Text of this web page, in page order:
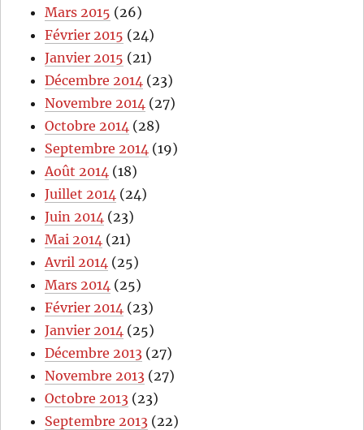
Mars 2015 (26)
Février 2015 (24)
Janvier 2015 (21)
Décembre 2014 (23)
Novembre 2014 (27)
Octobre 2014 (28)
Septembre 2014 (19)
Août 2014 (18)
Juillet 2014 (24)
Juin 2014 (23)
Mai 2014 (21)
Avril 2014 (25)
Mars 2014 (25)
Février 2014 (23)
Janvier 2014 (25)
Décembre 2013 (27)
Novembre 2013 (27)
Octobre 2013 (23)
Septembre 2013 (22)